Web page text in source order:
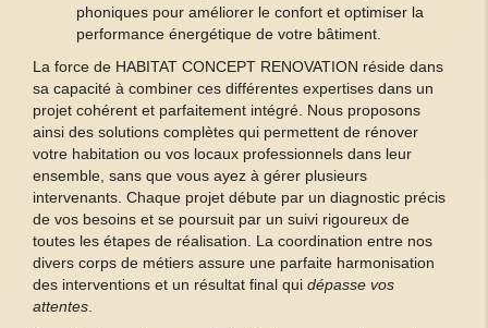
phoniques pour améliorer le confort et optimiser la
performance énergétique de votre bâtiment.
La force de HABITAT CONCEPT RENOVATION réside dans
sa capacité à combiner ces différentes expertises dans un
projet cohérent et parfaitement intégré. Nous proposons
ainsi des solutions complètes qui permettent de rénover
votre habitation ou vos locaux professionnels dans leur
ensemble, sans que vous ayez à gérer plusieurs
intervenants. Chaque projet débute par un diagnostic précis
de vos besoins et se poursuit par un suivi rigoureux de
toutes les étapes de réalisation. La coordination entre nos
divers corps de métiers assure une parfaite harmonisation
des interventions et un résultat final qui dépasse vos
attentes